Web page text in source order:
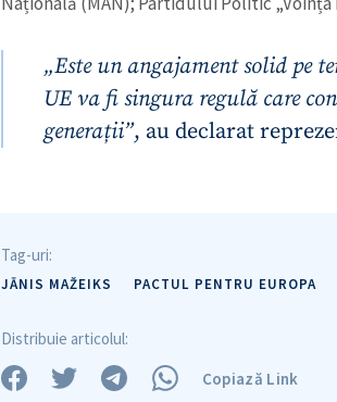
„Este un angajament solid pe
UE va fi singura regulă care
generații”, au declarat
Tag-uri:
JĀNIS MAŽEIKS PACTUL PENTRU EUROPA
Distribuie articolul:
Copiază Link